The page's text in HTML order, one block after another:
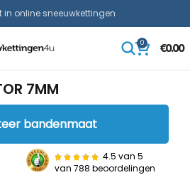
in online sneeuwkettingen
0
€0.00
7MM
bandenmaat
4.5 van 5
van 788 beoordelingen